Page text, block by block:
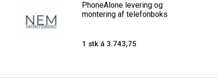
PhoneAlone levering og
montering af telefonboks
1 stk á 3.743,75